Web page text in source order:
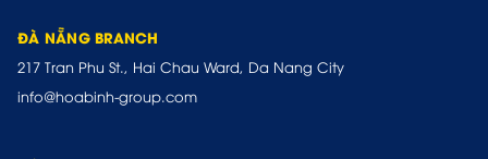
ĐÀ NẴNG BRANCH
217 Tran Phu St., Hai Chau Ward, Da Nang City
info@hoabinh-group.com